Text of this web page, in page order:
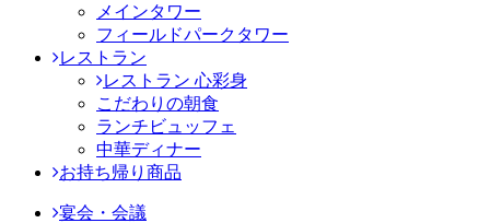
メインタワー
フィールドパークタワー
レストラン
レストラン 心彩身
こだわりの朝食
ランチビュッフェ
中華ディナー
お持ち帰り商品
宴会・会議